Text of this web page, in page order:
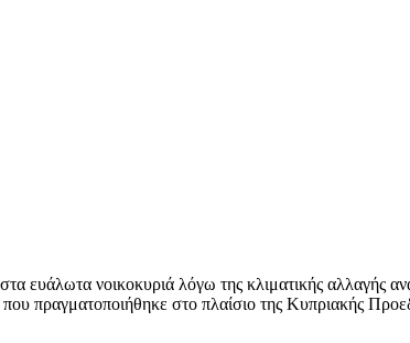
ευάλωτα νοικοκυριά λόγω της κλιματικής αλλαγής
πραγματοποιήθηκε στο πλαίσιο της Κυπριακής